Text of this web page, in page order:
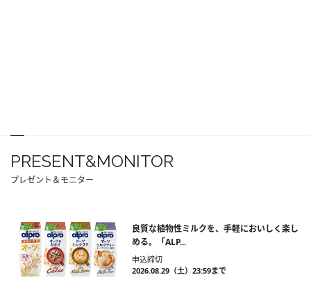
PRESENT&MONITOR
プレゼント＆モニター
良質な植物性ミルクを、手軽においしく楽し
める。「ALP...
申込締切
2026.08.29（土）23:59まで